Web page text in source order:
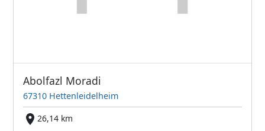
Abolfazl Moradi
67310 Hettenleidelheim
26,14 km